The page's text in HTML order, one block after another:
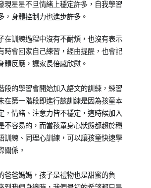
現星星不旦情緒上穩定許多，自我學習
，身體控制力也進步許多。
在訓練過程中沒有不耐煩，也沒有表示
時會回家自己練習，經由提醒，也會記
體反應，讓家長倍感欣慰。
段的學習會開始加入語文的訓練，練習
在第一階段即進行該訓練是因為孩童本
，情緒、注意力皆不穩定，這時候加入
不容易的，而當孩童身心狀態都趨於穩
訓練、同理心訓練，可以讓孩童快速學
關係。
爸媽媽，孩子是禮物也是甜蜜的負